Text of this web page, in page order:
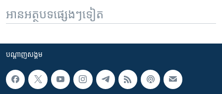
អានអត្ថបទផ្សេងៗទៀត
បណ្តាញ​សង្គម